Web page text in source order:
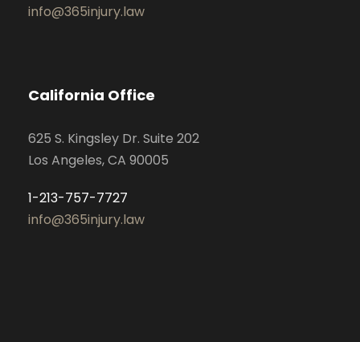
info@365injury.law
California Office
625 S. Kingsley Dr. Suite 202
Los Angeles, CA 90005
1-213-757-7727
info@365injury.law